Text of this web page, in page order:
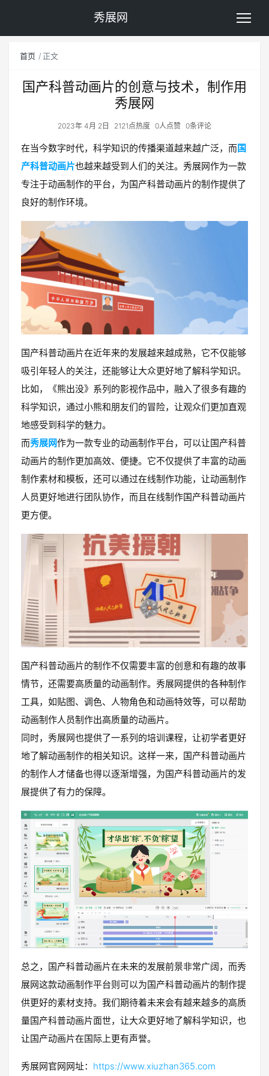
秀展网
首页 正文
国产科普动画片的创意与技术，制作用
秀展网
2023年 4月 2日 2121点热度 0人点赞 0条评论
在当今数字时代，科学知识的传播渠道越来越广泛，而国
产科普动画片也越来越受到人们的关注。秀展网作为一款
专注于动画制作的平台，为国产科普动画片的制作提供了
良好的制作环境。
国产科普动画片在近年来的发展越来越成熟，它不仅能够
吸引年轻人的关注，还能够让大众更好地了解科学知识。
比如，《熊出没》系列的影视作品中，融入了很多有趣的
科学知识，通过小熊和朋友们的冒险，让观众们更加直观
地感受到科学的魅力。
而秀展网作为一款专业的动画制作平台，可以让国产科普
动画片的制作更加高效、便捷。它不仅提供了丰富的动画
制作素材和模板，还可以通过在线制作功能，让动画制作
人员更好地进行团队协作，而且在线制作国产科普动画片
更方便。
国产科普动画片的制作不仅需要丰富的创意和有趣的故事
情节，还需要高质量的动画制作。秀展网提供的各种制作
工具，如贴图、调色、人物角色和动画特效等，可以帮助
动画制作人员制作出高质量的动画片。
同时，秀展网也提供了一系列的培训课程，让初学者更好
地了解动画制作的相关知识。这样一来，国产科普动画片
的制作人才储备也得以逐渐增强，为国产科普动画片的发
展提供了有力的保障。
总之，国产科普动画片在未来的发展前景非常广阔，而秀
展网这款动画制作平台则可以为国产科普动画片的制作提
供更好的素材支持。我们期待着未来会有越来越多的高质
量国产科普动画片面世，让大众更好地了解科学知识，也
让国产动画片在国际上更有声誉。
秀展网官网网址： https://www.xiuzhan365.com